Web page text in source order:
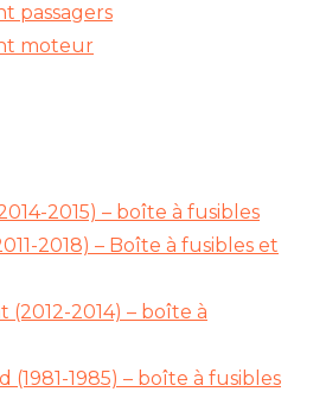
passagers
moteur
2015) – boîte à fusibles
2018) – Boîte à fusibles et
(2012-2014) – boîte à
(1981-1985) – boîte à fusibles